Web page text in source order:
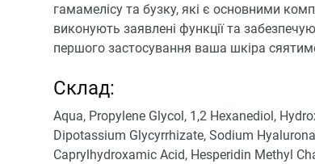
гамамелісу та бузку, які є основними
виконують заявлені функції та
першого застосування ваша шкіра
Склад:
Aqua, Propylene Glycol, 1,2 Hexanediol,
Dipotassium Glycyrrhizate, Sodium
Caprylhydroxamic Acid, Hesperidin Methyl